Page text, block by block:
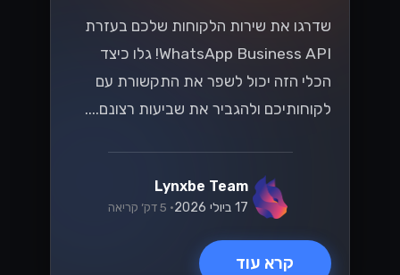
שדרגו את שירות הלקוחות שלכם בעזרת
WhatsApp Business API! גלו כיצד
הכלי הזה יכול לשפר את התקשורת עם
לקוחותיכם ולהגביר את שביעות רצונם....
Lynxbe Team
17 ביולי 2026 • 5 דק׳ קריאה
קרא עוד